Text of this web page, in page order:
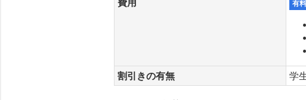
有料
割引きの有無 学